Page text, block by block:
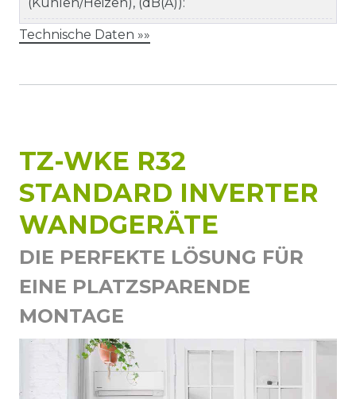
(Kühlen/Heizen), (dB(A)):
Technische Daten »»
TZ-WKE R32
STANDARD INVERTER
WANDGERÄTE
DIE PERFEKTE LÖSUNG FÜR
EINE PLATZSPARENDE
MONTAGE